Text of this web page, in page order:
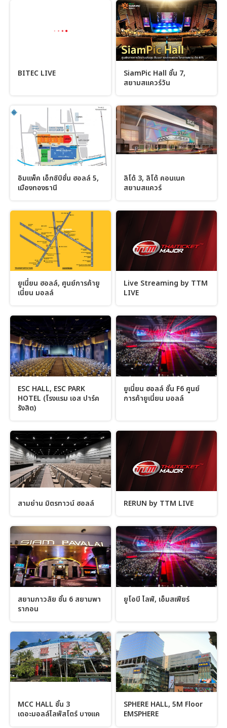
BITEC LIVE
SiamPic Hall ชั้น 7,
สยามสแควร์วัน
อิมแพ็ค เอ็กซิบิชั่น ฮอลล์ 5,
เมืองทองธานี
ลิโด้ 3, ลิโด้ คอนเนค
สยามสแควร์
ยูเนี่ยน ฮอลล์, ศูนย์การค้ายู
เนี่ยน มอลล์
Live Streaming by TTM
LIVE
ESC HALL, ESC PARK
HOTEL (โรงแรม เอส ปาร์ค
รังสิต)
ยูเนี่ยน ฮอลล์ ชั้น F6 ศูนย์
การค้ายูเนี่ยน มอลล์
สามย่าน มิตรทาวน์ ฮอลล์ RERUN by TTM LIVE
สยามภาวลัย ชั้น 6 สยามพา
รากอน
ยูโอบี ไลฟ์, เอ็มสเฟียร์
MCC HALL ชั้น 3
เดอะมอลล์ไลฟ์สโตร์ บางแค
SPHERE HALL, 5M Floor
EMSPHERE